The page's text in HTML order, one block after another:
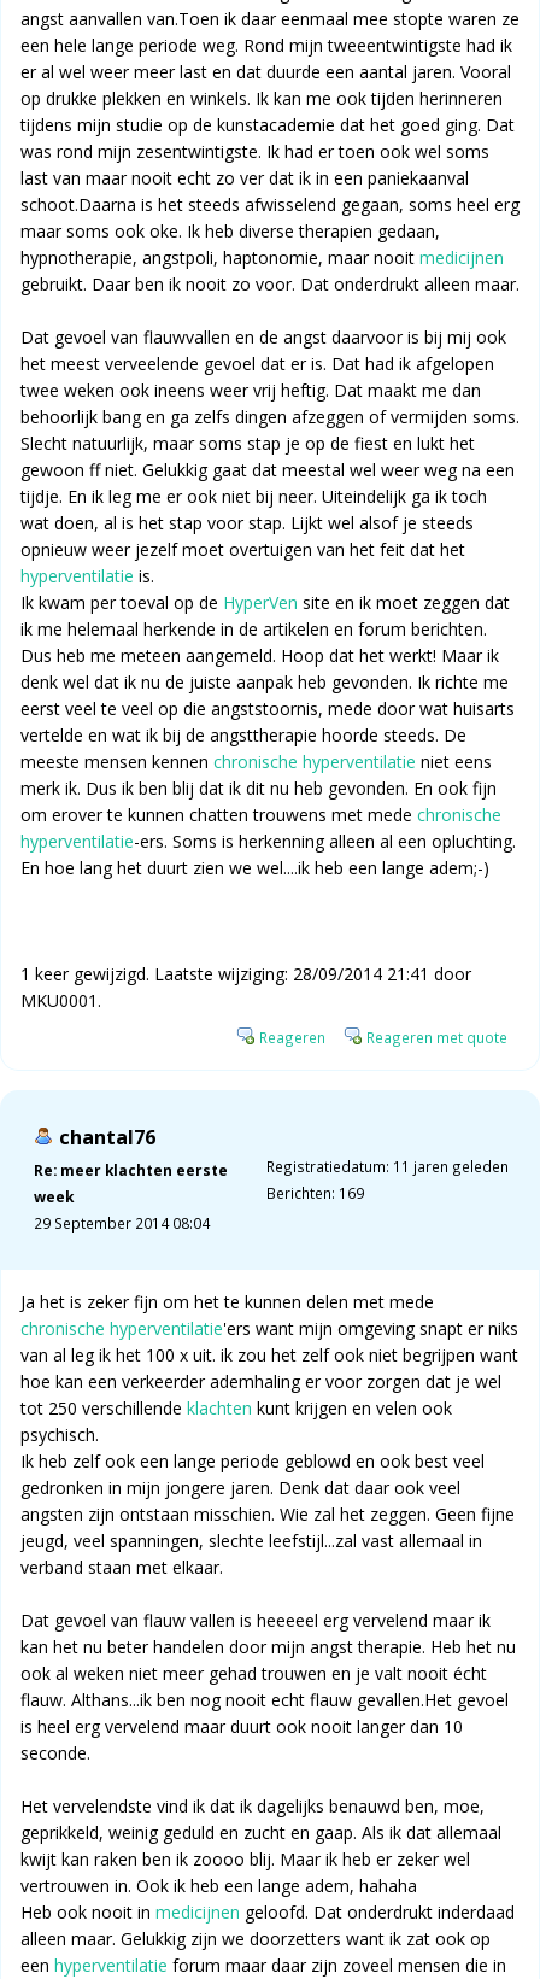
angst aanvallen van.Toen ik daar eenmaal mee stopte waren ze
een hele lange periode weg. Rond mijn tweeentwintigste had ik
er al wel weer meer last en dat duurde een aantal jaren. Vooral
op drukke plekken en winkels. Ik kan me ook tijden herinneren
tijdens mijn studie op de kunstacademie dat het goed ging. Dat
was rond mijn zesentwintigste. Ik had er toen ook wel soms
last van maar nooit echt zo ver dat ik in een paniekaanval
schoot.Daarna is het steeds afwisselend gegaan, soms heel erg
maar soms ook oke. Ik heb diverse therapien gedaan,
hypnotherapie, angstpoli, haptonomie, maar nooit medicijnen
gebruikt. Daar ben ik nooit zo voor. Dat onderdrukt alleen maar.
Dat gevoel van flauwvallen en de angst daarvoor is bij mij ook
het meest verveelende gevoel dat er is. Dat had ik afgelopen
twee weken ook ineens weer vrij heftig. Dat maakt me dan
behoorlijk bang en ga zelfs dingen afzeggen of vermijden soms.
Slecht natuurlijk, maar soms stap je op de fiest en lukt het
gewoon ff niet. Gelukkig gaat dat meestal wel weer weg na een
tijdje. En ik leg me er ook niet bij neer. Uiteindelijk ga ik toch
wat doen, al is het stap voor stap. Lijkt wel alsof je steeds
opnieuw weer jezelf moet overtuigen van het feit dat het
hyperventilatie is.
Ik kwam per toeval op de HyperVen site en ik moet zeggen dat
ik me helemaal herkende in de artikelen en forum berichten.
Dus heb me meteen aangemeld. Hoop dat het werkt! Maar ik
denk wel dat ik nu de juiste aanpak heb gevonden. Ik richte me
eerst veel te veel op die angststoornis, mede door wat huisarts
vertelde en wat ik bij de angsttherapie hoorde steeds. De
meeste mensen kennen chronische hyperventilatie niet eens
merk ik. Dus ik ben blij dat ik dit nu heb gevonden. En ook fijn
om erover te kunnen chatten trouwens met mede chronische
hyperventilatie-ers. Soms is herkenning alleen al een opluchting.
En hoe lang het duurt zien we wel....ik heb een lange adem;-)
1 keer gewijzigd. Laatste wijziging: 28/09/2014 21:41 door
MKU0001.
Reageren Reageren met quote
chantal76
Re: meer klachten eerste
week
29 September 2014 08:04
Registratiedatum: 11 jaren geleden
Berichten: 169
Ja het is zeker fijn om het te kunnen delen met mede
chronische hyperventilatie'ers want mijn omgeving snapt er niks
van al leg ik het 100 x uit. ik zou het zelf ook niet begrijpen want
hoe kan een verkeerder ademhaling er voor zorgen dat je wel
tot 250 verschillende klachten kunt krijgen en velen ook
psychisch.
Ik heb zelf ook een lange periode geblowd en ook best veel
gedronken in mijn jongere jaren. Denk dat daar ook veel
angsten zijn ontstaan misschien. Wie zal het zeggen. Geen fijne
jeugd, veel spanningen, slechte leefstijl...zal vast allemaal in
verband staan met elkaar.
Dat gevoel van flauw vallen is heeeeel erg vervelend maar ik
kan het nu beter handelen door mijn angst therapie. Heb het nu
ook al weken niet meer gehad trouwen en je valt nooit écht
flauw. Althans...ik ben nog nooit echt flauw gevallen.Het gevoel
is heel erg vervelend maar duurt ook nooit langer dan 10
seconde.
Het vervelendste vind ik dat ik dagelijks benauwd ben, moe,
geprikkeld, weinig geduld en zucht en gaap. Als ik dat allemaal
kwijt kan raken ben ik zoooo blij. Maar ik heb er zeker wel
vertrouwen in. Ook ik heb een lange adem, hahaha
Heb ook nooit in medicijnen geloofd. Dat onderdrukt inderdaad
alleen maar. Gelukkig zijn we doorzetters want ik zat ook op
een hyperventilatie forum maar daar zijn zoveel mensen die in